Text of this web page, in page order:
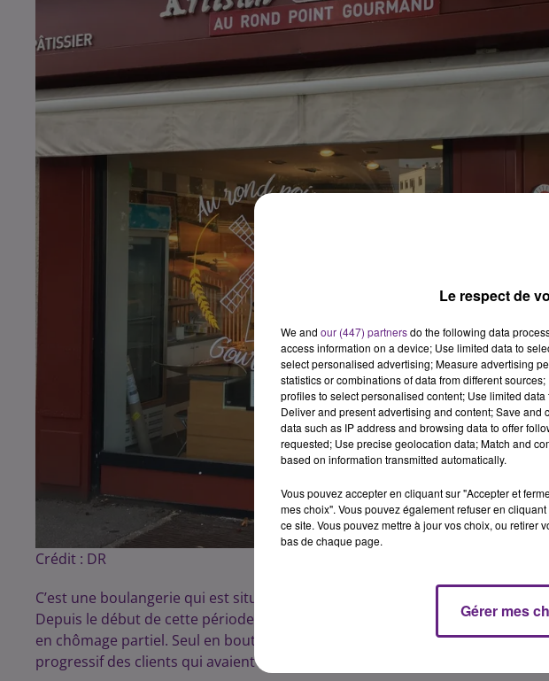
Crédit : DR
C’est une boulangerie qui est située précisément à l’angle de l’avenue
Depuis le début de cette période de confinement, le gérant, David Jeanson,
en chômage partiel. Seul en boutique avec son boulanger, David Jeanson a
progressif des clients qui avaient quitté le quartier ces dernières semaines.
Le respect de
We and our (447) partnersdo the following data
access information on a device; Use limited data to
select personalised advertising; Measure advertising
statistics or combinations of data from different
profiles to select personalised content; Use limited
Deliver and present advertising and content; Save
data such as IP address and browsing data to offer
requested; Use precise geolocation data; Match and
based on information transmitted automatically.
Vous pouvez accepter en cliquant sur "Accepter et
mes choix". Vous pouvez également refuser en
ce site. Vous pouvez mettre à jour vos choix, ou retirer
bas de chaque page.
Gérer mes